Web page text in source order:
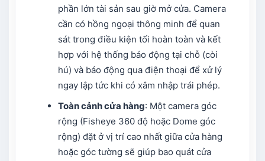
phần lớn tài sản sau giờ mở cửa. Camera
cần có hồng ngoại thông minh để quan
sát trong điều kiện tối hoàn toàn và kết
hợp với hệ thống báo động tại chỗ (còi
hú) và báo động qua điện thoại để xử lý
ngay lập tức khi có xâm nhập trái phép.
Toàn cảnh cửa hàng: Một camera góc
rộng (Fisheye 360 độ hoặc Dome góc
rộng) đặt ở vị trí cao nhất giữa cửa hàng
hoặc góc tường sẽ giúp bao quát cửa